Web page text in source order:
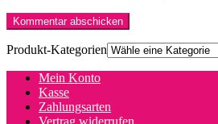
Produkt-Kategorien
Mein Konto
Kasse
Zahlungsarten
Vertrag widerrufen